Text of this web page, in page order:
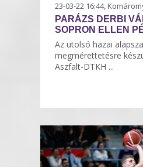
23-03-22 16:44,
PARÁZS DERBI
SOPRON ELLEN
Az utolsó hazai
megmérettetésre
Aszfalt-DTKH ...